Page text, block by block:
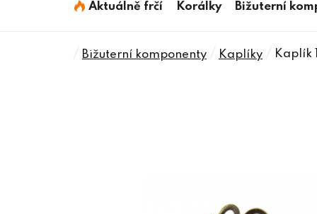
Aktuálně frčí Korálky Bižuterní
Domů
Bižuterní komponenty Kaplíky Kaplík